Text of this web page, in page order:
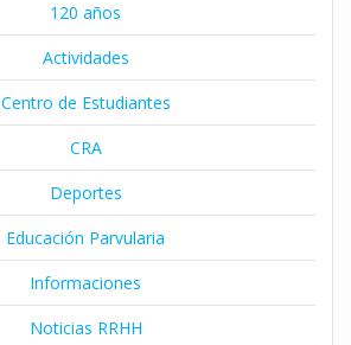
120 años
Actividades
Centro de Estudiantes
CRA
Deportes
Educación Parvularia
Informaciones
Noticias RRHH